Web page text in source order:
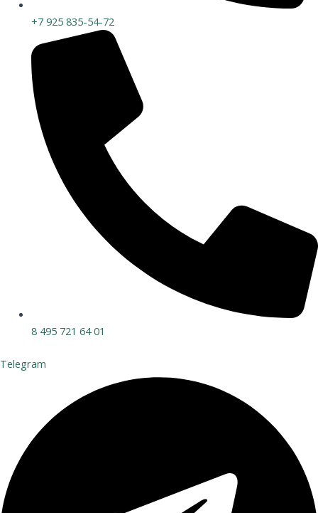
+7 925 835-54-72
8 495 721 64 01
Telegram